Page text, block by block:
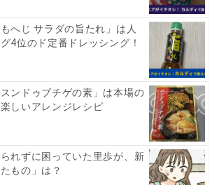
へじ サラダの旨たれ」は人
4位のド定番ドレッシング！
ンドゥブチゲの素」は本場の
しいアレンジレシピ
れずに困っていた里歩が、新
もの」は？